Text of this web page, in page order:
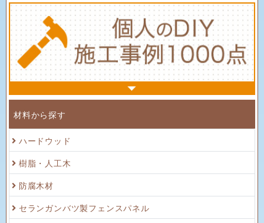
材料から探す
ハードウッド
樹脂・人工木
防腐木材
セランガンバツ製フェンスパネル